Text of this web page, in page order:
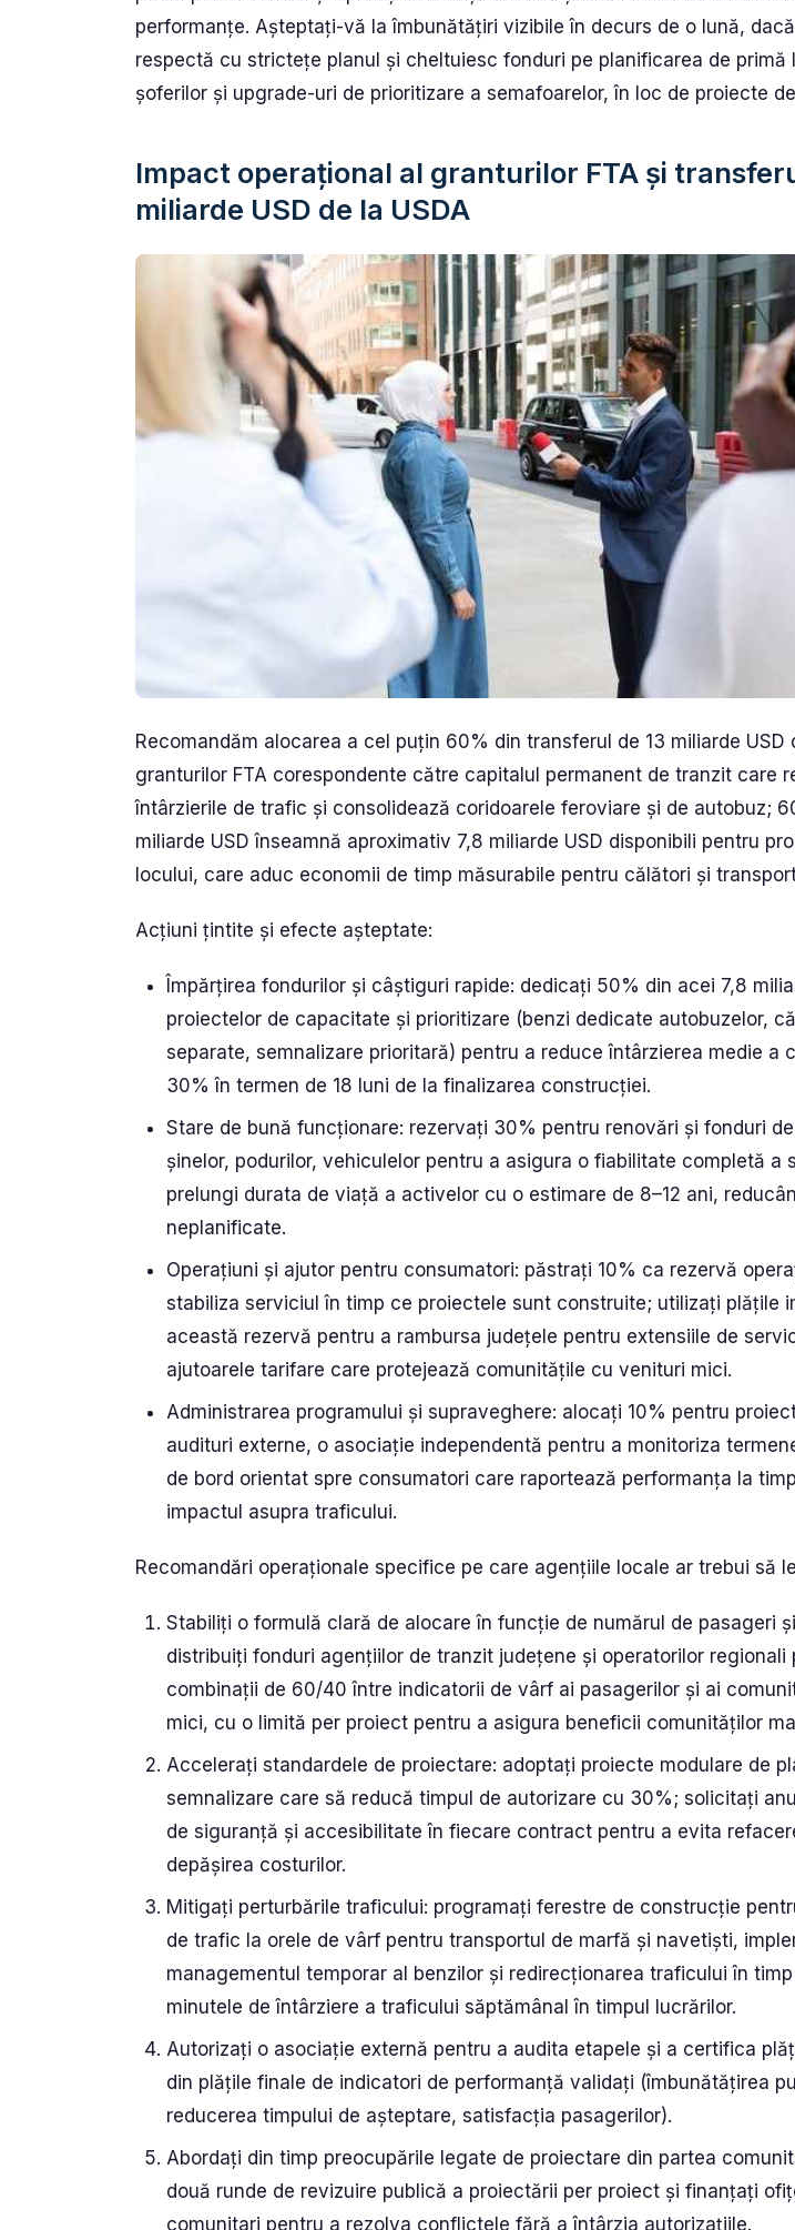
performanțe. Așteptați-vă la îmbunătățiri vizibile în decurs de o lună,
respectă cu strictețe planul și cheltuiesc fonduri pe planificarea de primă
șoferilor și upgrade-uri de prioritizare a semafoarelor, în loc de proiecte
Impact operațional al granturilor FTA și
miliarde USD de la USDA
Recomandăm alocarea a cel puțin 60% din transferul de 13 miliarde USD
granturilor FTA corespondente către capitalul permanent de tranzit care
întârzierile de trafic și consolidează coridoarele feroviare și de autobuz;
miliarde USD înseamnă aproximativ 7,8 miliarde USD disponibili pentru
locului, care aduc economii de timp măsurabile pentru călători și
Acțiuni țintite și efecte așteptate:
Împărțirea fondurilor și câștiguri rapide: dedicați 50% din acei 7,8
proiectelor de capacitate și prioritizare (benzi dedicate autobuzelor,
separate, semnalizare prioritară) pentru a reduce întârzierea medie a
30% în termen de 18 luni de la finalizarea construcției.
Stare de bună funcționare: rezervați 30% pentru renovări și fonduri
șinelor, podurilor, vehiculelor pentru a asigura o fiabilitate completă a
prelungi durata de viață a activelor cu o estimare de 8–12 ani,
neplanificate.
Operațiuni și ajutor pentru consumatori: păstrați 10% ca rezervă
stabiliza serviciul în timp ce proiectele sunt construite; utilizați plățile
această rezervă pentru a rambursa județele pentru extensiile de
ajutoarele tarifare care protejează comunitățile cu venituri mici.
Administrarea programului și supraveghere: alocați 10% pentru
audituri externe, o asociație independentă pentru a monitoriza
de bord orientat spre consumatori care raportează performanța la
impactul asupra traficului.
Recomandări operaționale specifice pe care agențiile locale ar trebui să
Stabiliți o formulă clară de alocare în funcție de numărul de pasageri
distribuiți fonduri agențiilor de tranzit județene și operatorilor regionali
combinații de 60/40 între indicatorii de vârf ai pasagerilor și ai
mici, cu o limită per proiect pentru a asigura beneficii comunităților
Accelerați standardele de proiectare: adoptați proiecte modulare de
semnalizare care să reducă timpul de autorizare cu 30%; solicitați
de siguranță și accesibilitate în fiecare contract pentru a evita
depășirea costurilor.
Mitigați perturbările traficului: programați ferestre de construcție
de trafic la orele de vârf pentru transportul de marfă și navetiști,
managementul temporar al benzilor și redirecționarea traficului în
minutele de întârziere a traficului săptămânal în timpul lucrărilor.
Autorizați o asociație externă pentru a audita etapele și a certifica
din plățile finale de indicatori de performanță validați (îmbunătățirea
reducerea timpului de așteptare, satisfacția pasagerilor).
Abordați din timp preocupările legate de proiectare din partea
două runde de revizuire publică a proiectării per proiect și finanțați
comunitari pentru a rezolva conflictele fără a întârzia autorizațiile.